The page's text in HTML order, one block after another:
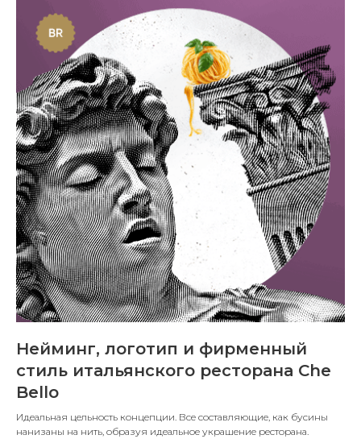
Нейминг, логотип и фирменный
стиль итальянского ресторана Che
Bello
Идеальная цельность концепции. Все составляющие, как бусины
нанизаны на нить, образуя идеальное украшение ресторана.